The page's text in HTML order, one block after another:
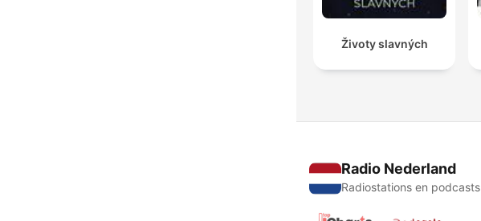
Životy slavných
Radio Nederland
Radiostations en podcasts